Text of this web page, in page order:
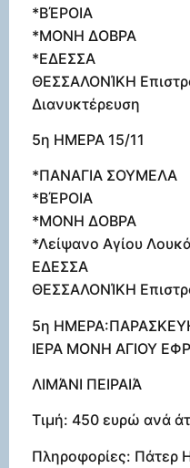
*ΒΈΡΟΙΑ
*ΜΟΝΗ ΔΟΒΡΑ
*ΕΔΕΣΣΑ
ΘΕΣΣΑΛΟΝΊΚΗ
Διανυκτέρευση
5η ΗΜΕΡΑ 15/11
*ΠΑΝΑΓΙΑ ΣΟΥΜΕΛΑ
*ΒΈΡΟΙΑ
*ΜΟΝΗ ΔΟΒΡΑ
*Λείψανο Αγίου
ΕΔΕΣΣΑ
ΘΕΣΣΑΛΟΝΊΚΗ
5η
ΙΕΡΑ ΜΟΝΗ ΑΓΙΟΥ
ΛΙΜΆΝΙ ΠΕΙΡΑΙΆ
Τιμή: 450 ευρώ ανά
Πληροφορίες: Πάτερ